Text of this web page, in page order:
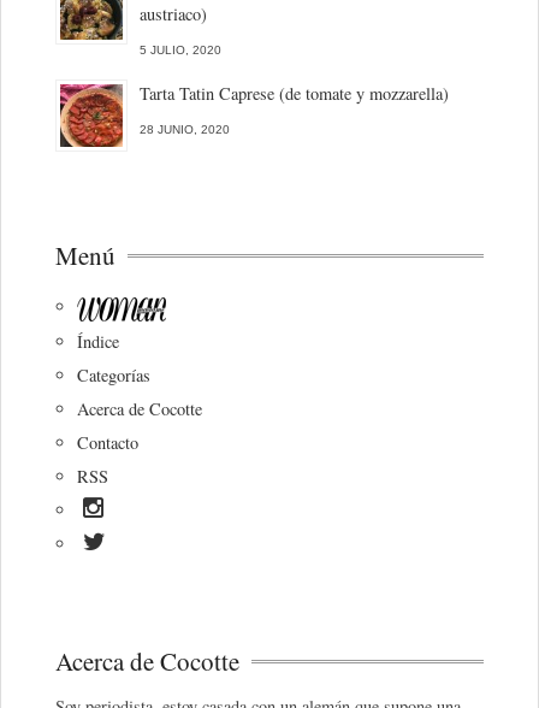
austriaco)
5 JULIO, 2020
Tarta Tatin Caprese (de tomate y mozzarella)
28 JUNIO, 2020
Menú
Índice
Categorías
Acerca de Cocotte
Contacto
RSS
Acerca de Cocotte